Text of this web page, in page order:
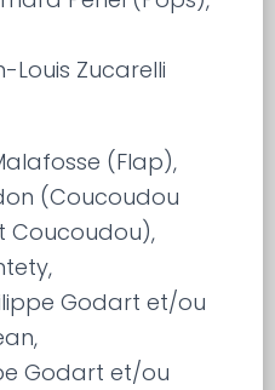
Louis Zucarelli
(Flap),
(Coucoudou
Coucoudou),
Godart et/ou
Godart et/ou